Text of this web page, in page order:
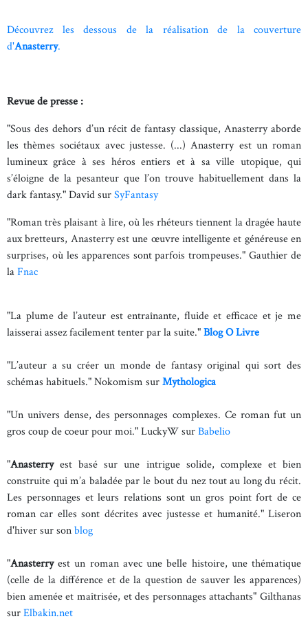
Découvrez les dessous de la réalisation de la couverture
d'Anasterry.
Revue de presse :
"Sous des dehors d’un récit de fantasy classique, Anasterry aborde
les thèmes sociétaux avec justesse. (...) Anasterry est un roman
lumineux grâce à ses héros entiers et à sa ville utopique, qui
s’éloigne de la pesanteur que l’on trouve habituellement dans la
dark fantasy." David surSyFantasy
"Roman très plaisant à lire, où les rhéteurs tiennent la dragée haute
aux bretteurs, Anasterry est une œuvre intelligente et généreuse en
surprises, où les apparences sont parfois trompeuses." Gauthier de
laFnac
"La plume de l’auteur est entraînante, fluide et efficace et je me
laisserai assez facilement tenter par la suite."Blog O Livre
"L’auteur a su créer un monde de fantasy original qui sort des
schémas habituels."Nokomism surMythologica
"Un univers dense, des personnages complexes. Ce roman fut un
gros coup de coeur pour moi."LuckyW surBabelio
"Anasterryest basé sur une intrigue solide, complexe et bien
construite qui m’a baladée par le bout du nez tout au long du récit.
Les personnages et leurs relations sont un gros point fort de ce
roman car elles sont décrites avec justesse et humanité." Liseron
d'hiver sur sonblog
"Anasterryest un roman avec une belle histoire, une thématique
(celle de la différence et de la question de sauver les apparences)
bien amenée et maîtrisée, et des personnages attachants" Gilthanas
surElbakin.net